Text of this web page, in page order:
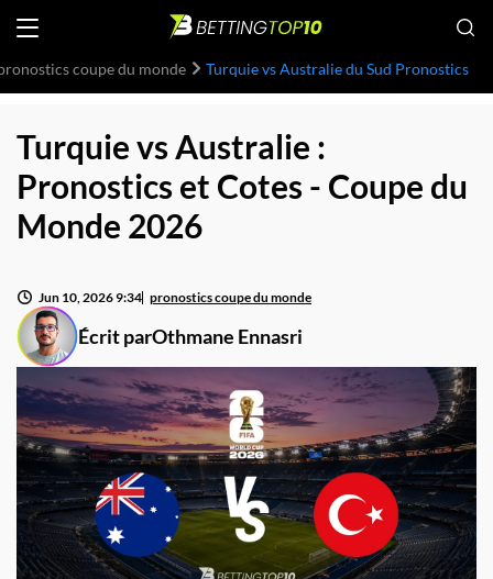
coupe du monde Turquie vs Australie du Sud Pronostics
Turquie vs Australie :
Pronostics et Cotes - Coupe du
Monde 2026
Écrit parOthmane Ennasri
Jun 10, 2026 9:34 pronostics coupe du monde